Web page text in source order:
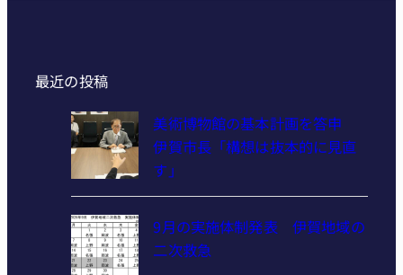
最近の投稿
美術博物館の基本計画を答申
伊賀市長「構想は抜本的に見直
す」
9月の実施体制発表 伊賀地域の
二次救急